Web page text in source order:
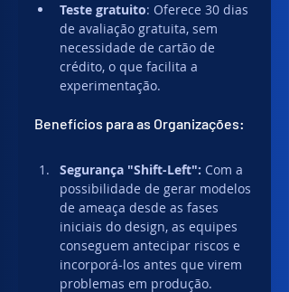
Teste gratuito: Oferece 30 dias
de avaliação gratuita, sem
necessidade de cartão de
crédito, o que facilita a
experimentação.
Benefícios para as Organizações:
Segurança "Shift-Left": Com a
possibilidade de gerar modelos
de ameaça desde as fases
iniciais do design, as equipes
conseguem antecipar riscos e
incorporá-los antes que virem
problemas em produção.